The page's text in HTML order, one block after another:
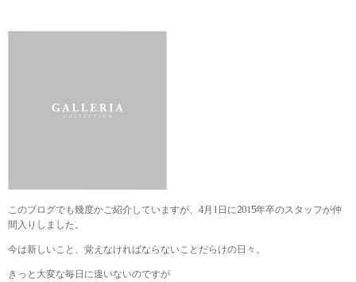
このブログでも幾度かご紹介していますが、4月1日に2015年卒のスタッフが仲
間入りしました。
今は新しいこと、覚えなければならないことだらけの日々。
きっと大変な毎日に違いないのですが